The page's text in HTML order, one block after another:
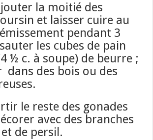
la moitié des
et laisser cuire au
pendant 3
les cubes de pain
½ c. à soupe) de beurre ;
dans des bois ou des
le reste des gonades
avec des branches
de persil.